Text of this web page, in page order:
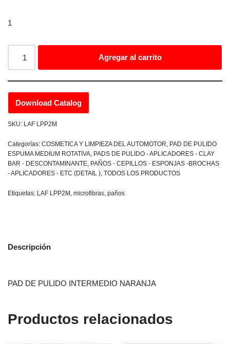
1
Agregar al carrito
Download Catalog
SKU: LAF LPP2M
Categorías: COSMETICA Y LIMPIEZA DEL AUTOMOTOR, PAD DE PULIDO
ESPUMA MEDIUM ROTATIVA, PADS DE PULIDO - APLICADORES - CLAY
BAR - DESCONTAMINANTE, PAÑOS - CEPILLOS - ESPONJAS -BROCHAS
- APLICADORES - ETC (DETAIL ), TODOS LOS PRODUCTOS
Etiquetas: LAF LPP2M , microfibras, paños
Descripción
PAD DE PULIDO INTERMEDIO NARANJA
Productos relacionados